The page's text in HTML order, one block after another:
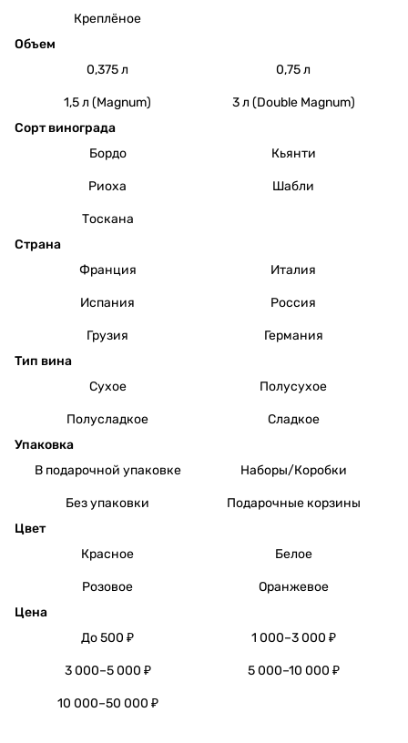
Креплёное
Объем
0,375 л
0,75 л
1,5 л (Magnum)
3 л (Double Magnum)
Сорт винограда
Бордо
Кьянти
Риоха Шабли
Тоскана
Страна
Франция
Италия
Испания Россия
Грузия
Германия
Тип вина
Сухое
Полусухое
Полусладкое
Сладкое
Упаковка
В подарочной упаковке
Наборы/Коробки
Без упаковки
Подарочные корзины
Цвет
Красное
Белое
Розовое
Оранжевое
Цена
До 500 ₽
1 000–3 000 ₽
3 000–5 000 ₽ 5 000–10 000 ₽
10 000–50 000 ₽